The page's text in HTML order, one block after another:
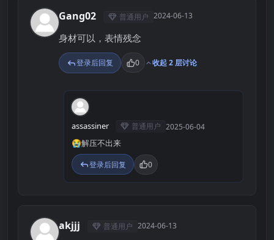
G Gang02 普通用户 2024-06-13
身材可以，表情残念
登录后回复 0 收起 2 层讨论
A
assassiner 普通用户 2025-06-04
😭解压不出来
登录后回复 0
A akjjj 普通用户 2024-06-13